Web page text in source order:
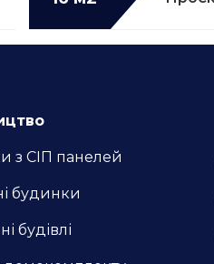
з СІП панелей
будинки
будівлі